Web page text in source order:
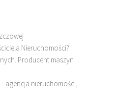
Nieruchomości?
Producent maszyn
agencja nieruchomości,